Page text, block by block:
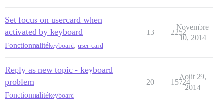
Set focus on usercard when
activated by keyboard
Fonctionnalitékeyboard user-card
13 2252
Novembre
10, 2014
Reply as new topic - keyboard
problem
Fonctionnalitékeyboard
20 15724
Août 29,
2014